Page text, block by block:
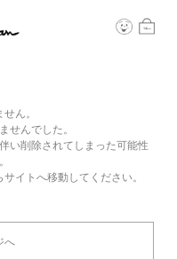
ん。
せんでした。
い削除されてしまった可能性
イトへ移動してください。
へ